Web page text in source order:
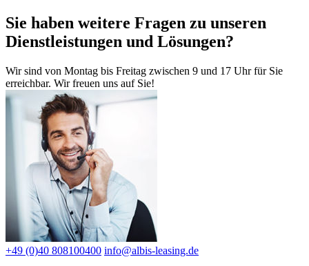
Sie haben weitere Fragen zu unseren
Dienstleistungen und Lösungen?
Wir sind von Montag bis Freitag zwischen 9 und 17 Uhr für Sie
erreichbar. Wir freuen uns auf Sie!
+49 (0)40 808100400 info@albis-leasing.de